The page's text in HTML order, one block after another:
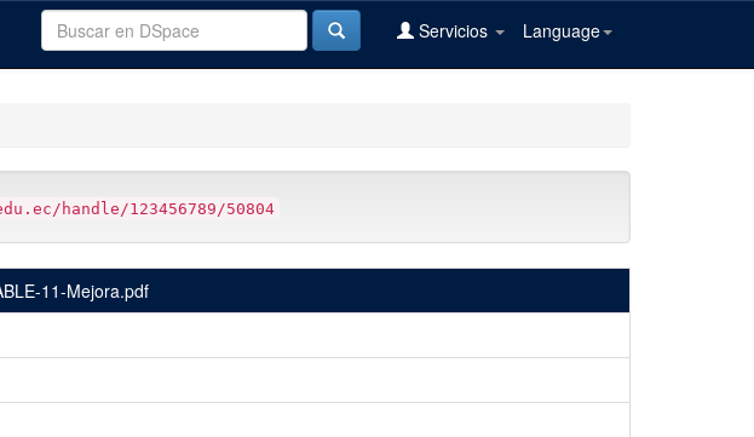
Language
Servicios
handle/123456789/50804
11-Mejora.pdf